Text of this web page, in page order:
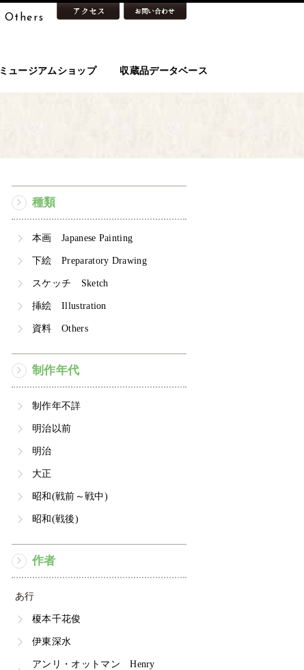
Others
ミュージアムショップ 収蔵品データベース
種類
本画 Japanese Painting
下絵 Preparatory Drawing
スケッチ Sketch
挿絵 Illustration
資料 Others
制作年代
制作年不詳
明治以前
明治
大正
昭和(戦前～戦中)
昭和(戦後)
作者
あ行
榎本千花俊
伊東深水
アンリ・オットマン Henry